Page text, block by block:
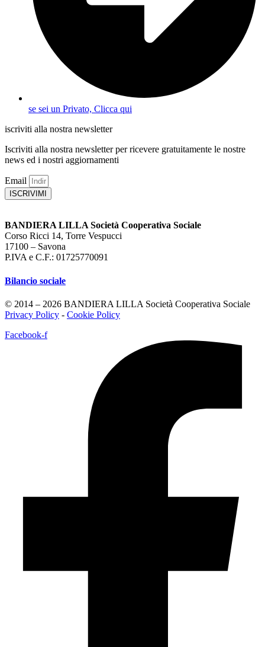
se sei un Privato, Clicca qui
iscriviti alla nostra newsletter
Iscriviti alla nostra newsletter per ricevere gratuitamente le nostre
news ed i nostri aggiornamenti
Email
ISCRIVIMI
BANDIERA LILLA Società Cooperativa Sociale
Corso Ricci 14, Torre Vespucci
17100 – Savona
P.IVA e C.F.: 01725770091
Bilancio sociale
© 2014 – 2026 BANDIERA LILLA Società Cooperativa Sociale
Privacy Policy - Cookie Policy
Facebook-f